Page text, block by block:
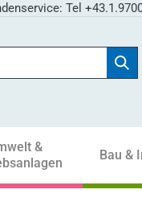
Tel
&
Bau &